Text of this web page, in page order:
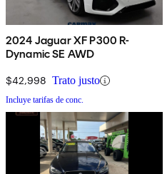
2024 Jaguar XF P300 R-
Dynamic SE AWD
$42,998 Trato justo
Incluye tarifas de conc.